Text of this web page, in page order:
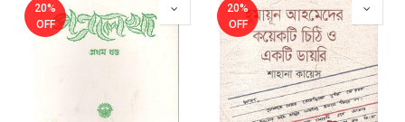
20%
OFF
20%
OFF